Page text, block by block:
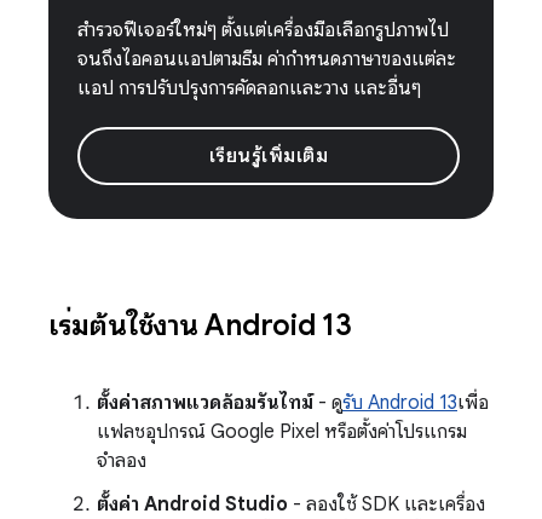
สำรวจฟีเจอร์ใหม่ๆ ตั้งแต่เครื่องมือเลือกรูปภาพไป
จนถึงไอคอนแอปตามธีม ค่ากำหนดภาษาของแต่ละ
แอป การปรับปรุงการคัดลอกและวาง และอื่นๆ
เรียนรู้เพิ่มเติม
เริ่มต้นใช้งาน Android 13
ตั้งค่าสภาพแวดล้อมรันไทม์- ดูรับ Android 13เพื่อ
แฟลชอุปกรณ์ Google Pixel หรือตั้งค่าโปรแกรม
จำลอง
ตั้งค่า Android Studio - ลองใช้ SDK และเครื่อง